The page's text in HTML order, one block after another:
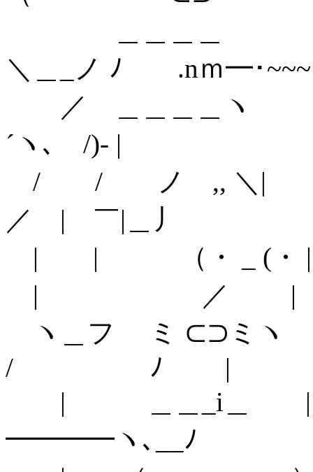
＼＿_ノ ﾉ .nｍ━･~~~
／ ＿＿＿
´ヽ､ /)- |
/ / ノ ,,
／ | ￣|＿丿
| | （・ _
| ／ |
ヽ＿フ
/ ﾉ |
| ＿＿_i
━━━━ヽ､__ﾉ